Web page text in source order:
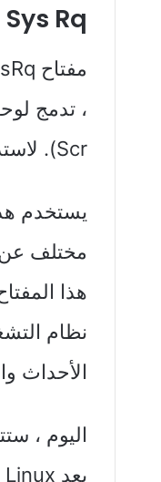
Sys Rq
Scr). لاستدعاء مفتاح طلب النظام ، تحتاج إلى الضغط على Alt + SysRq.
يستخدم
مختلف عن
نظام
الأحداث
اليوم ،